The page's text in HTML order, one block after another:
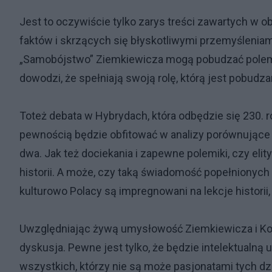
Jest to oczywiście tylko zarys treści zawartych w
faktów i skrzących się błyskotliwymi
„Samobójstwo” Ziemkiewicza mogą pobudzać
dowodzi, że spełniają swoją rolę, którą jest
Toteż debata w Hybrydach, która odbędzie się
pewnością będzie obfitować w analizy
dwa. Jak też dociekania i zapewne polemiki, czy
historii. A może, czy taką świadomość
kulturowo Polacy są impregnowani na lekcje
Uwzględniając żywą umysłowość Ziemkiewicza i
dyskusja. Pewne jest tylko, że będzie intelektualną
wszystkich, którzy nie są może pasjonatami tych